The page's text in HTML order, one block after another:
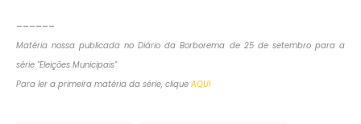
------
Matéria nossa publicada no Diário da Borborema de 25 de setembro para a
série "Eleições Municipais"
Para ler a primeira matéria da série, clique AQUI